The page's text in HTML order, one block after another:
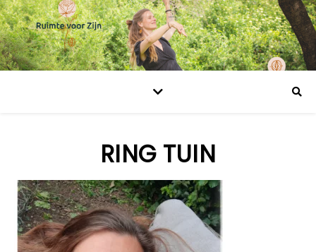
RING TUIN